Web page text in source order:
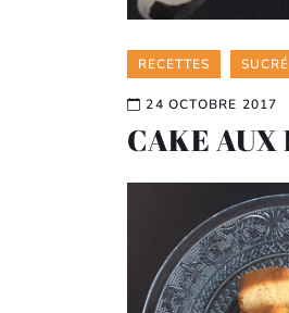
Categories
RECETTES SUCRÉ
24 OCTOBRE 2017
CAKE AUX